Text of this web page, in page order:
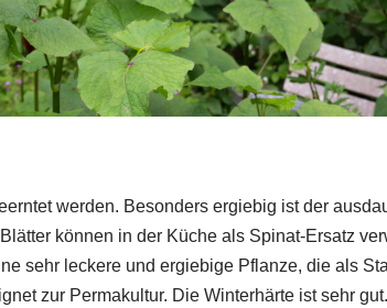
werden. Besonders ergiebig ist der
können in der Küche als Spinat-Ersatz
sehr leckere und ergiebige Pflanze, die als
zur Permakultur. Die Winterhärte ist sehr